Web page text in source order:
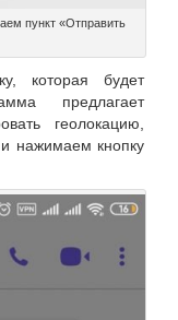
пункт «Отправить
которая будет
предлагает
геолокацию,
нажимаем кнопку